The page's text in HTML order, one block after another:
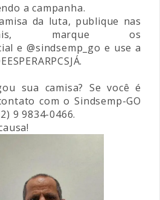
a campanha.
da luta, publique nas
marque os
e@sindsemp_go e use a
.
sua camisa? Se você é
com o Sindsemp-GO
9 9834-0466.